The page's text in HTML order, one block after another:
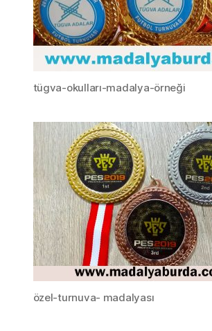
tügva-okulları-madalya-örneği
özel-turnuva- madalyası